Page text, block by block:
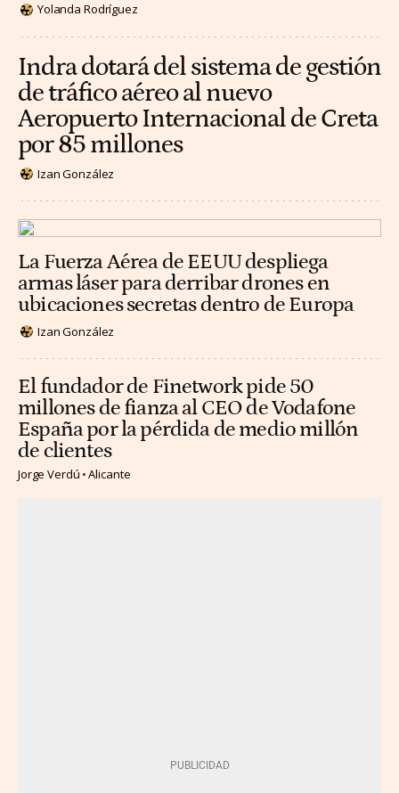
Yolanda Rodríguez
Indra dotará del sistema de gestión
de tráfico aéreo al nuevo
Aeropuerto Internacional de Creta
por 85 millones
Izan González
La Fuerza Aérea de EEUU despliega
armas láser para derribar drones en
ubicaciones secretas dentro de Europa
Izan González
El fundador de Finetwork pide 50
millones de fianza al CEO de Vodafone
España por la pérdida de medio millón
de clientes
Jorge Verdú Alicante